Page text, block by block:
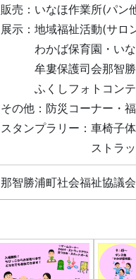
販売：いなほ作業所(パン
展示：地域福祉活動(サロ
わかば保育園・いな
牟婁保護司会那智勝
ふくしフォトコンテ
その他：防災コーナー・
スタンプラリー：車椅子
ストラックアウ
那智勝浦町社会福祉協議